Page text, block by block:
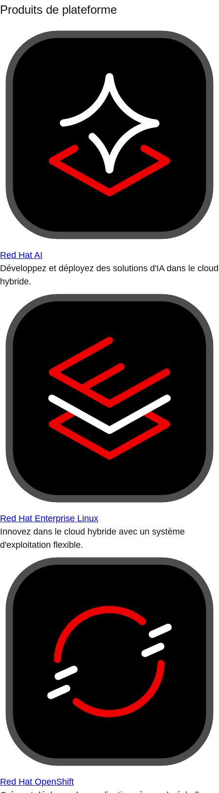
Produits de plateforme
Red Hat AI
Développez et déployez des solutions d'IA dans le cloud
hybride.
Red Hat Enterprise Linux
Innovez dans le cloud hybride avec un système
d'exploitation flexible.
Red Hat OpenShift